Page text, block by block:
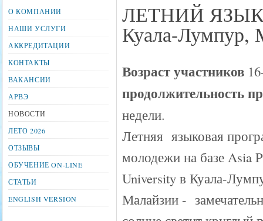
ЛЕТНИЙ
Куала-Лумпур,
Возраст участников
продолжительность
недели.
Летняя языковая
молодежи на базе Asia
University в Куала-
Малайзии -
О КОМПАНИИ
НАШИ УСЛУГИ
АККРЕДИТАЦИИ
КОНТАКТЫ
ВАКАНСИИ
АРВЭ
НОВОСТИ
ЛЕТО 2026
ОТЗЫВЫ
ОБУЧЕНИЕ ON-LINE
СТАТЬИ
ENGLISH VERSION